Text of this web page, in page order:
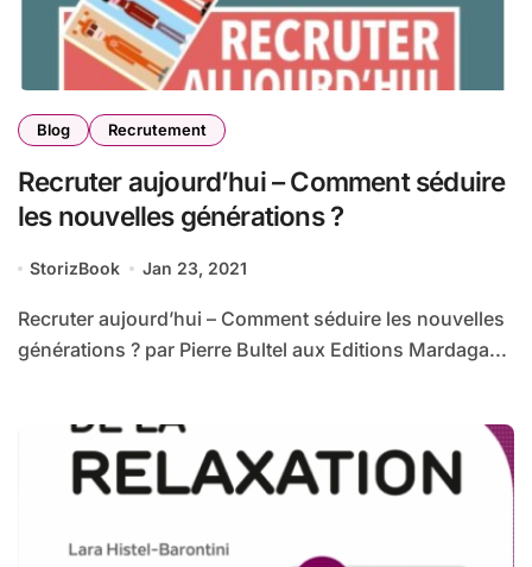
Blog Recrutement
Recruter aujourd’hui – Comment séduire
les nouvelles générations ?
StorizBook Jan 23, 2021
Recruter aujourd’hui – Comment séduire les nouvelles
générations ? par Pierre Bultel aux Editions Mardaga...